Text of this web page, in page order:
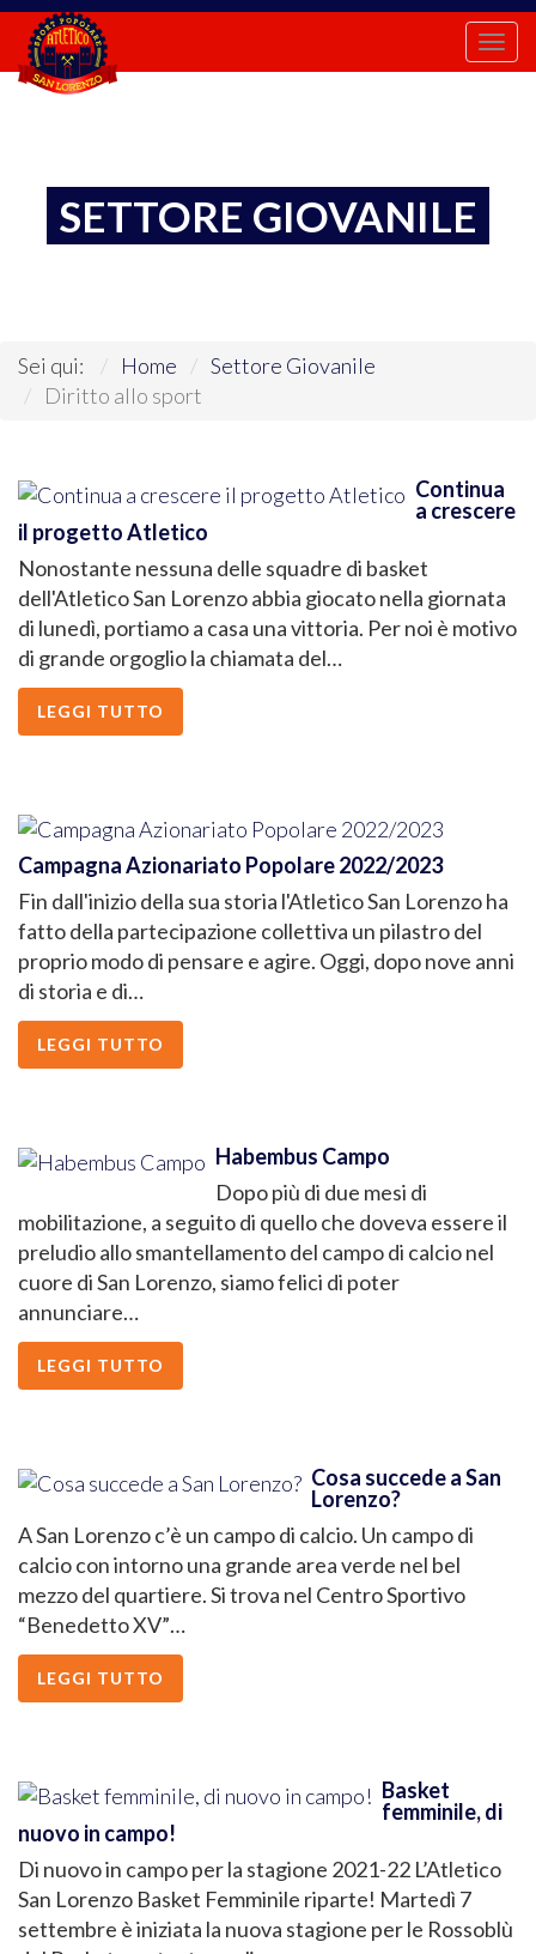
SETTORE GIOVANILE
Sei qui: Home
Settore Giovanile
Diritto allo sport
Continua
a crescere
il progetto Atletico
Nonostante nessuna delle squadre di basket
dell'Atletico San Lorenzo abbia giocato nella giornata
di lunedì, portiamo a casa una vittoria. Per noi è motivo
di grande orgoglio la chiamata del…
LEGGI TUTTO
Campagna Azionariato Popolare 2022/2023
Fin dall'inizio della sua storia l'Atletico San Lorenzo ha
fatto della partecipazione collettiva un pilastro del
proprio modo di pensare e agire. Oggi, dopo nove anni
di storia e di…
LEGGI TUTTO
Habembus Campo
Dopo più di due mesi di
mobilitazione, a seguito di quello che doveva essere il
preludio allo smantellamento del campo di calcio nel
cuore di San Lorenzo, siamo felici di poter
annunciare…
LEGGI TUTTO
Cosa succede a San
Lorenzo?
A San Lorenzo c’è un campo di calcio. Un campo di
calcio con intorno una grande area verde nel bel
mezzo del quartiere. Si trova nel Centro Sportivo
“Benedetto XV”…
LEGGI TUTTO
Basket
femminile, di
nuovo in campo!
Di nuovo in campo per la stagione 2021-22 L’Atletico
San Lorenzo Basket Femminile riparte! Martedì 7
settembre è iniziata la nuova stagione per le Rossoblù